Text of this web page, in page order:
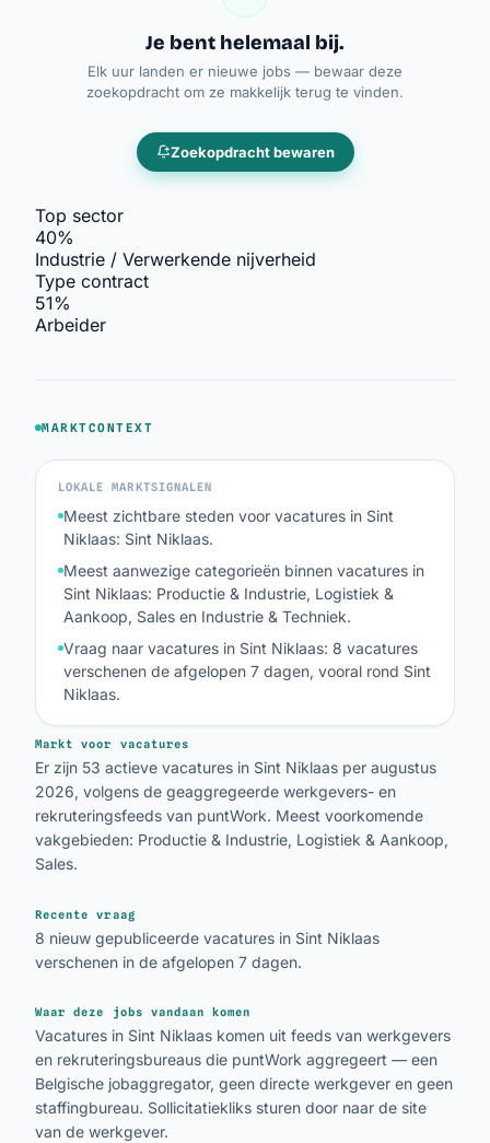
Je bent helemaal bij.
Elk uur landen er nieuwe jobs — bewaar deze
zoekopdracht om ze makkelijk terug te vinden.
Zoekopdracht bewaren
Top sector
40%
Industrie / Verwerkende nijverheid
Type contract
51%
Arbeider
MARKTCONTEXT
LOKALE MARKTSIGNALEN
Meest zichtbare steden voor vacatures in Sint
Niklaas: Sint Niklaas.
Meest aanwezige categorieën binnen vacatures in
Sint Niklaas: Productie & Industrie, Logistiek &
Aankoop, Sales en Industrie & Techniek.
Vraag naar vacatures in Sint Niklaas: 8 vacatures
verschenen de afgelopen 7 dagen, vooral rond Sint
Niklaas.
Markt voor vacatures
Er zijn 53 actieve vacatures in Sint Niklaas per augustus
2026, volgens de geaggregeerde werkgevers- en
rekruteringsfeeds van puntWork. Meest voorkomende
vakgebieden: Productie & Industrie, Logistiek & Aankoop,
Sales.
Recente vraag
8 nieuw gepubliceerde vacatures in Sint Niklaas
verschenen in de afgelopen 7 dagen.
Waar deze jobs vandaan komen
Vacatures in Sint Niklaas komen uit feeds van werkgevers
en rekruteringsbureaus die puntWork aggregeert — een
Belgische jobaggregator, geen directe werkgever en geen
staffingbureau. Sollicitatiekliks sturen door naar de site
van de werkgever.